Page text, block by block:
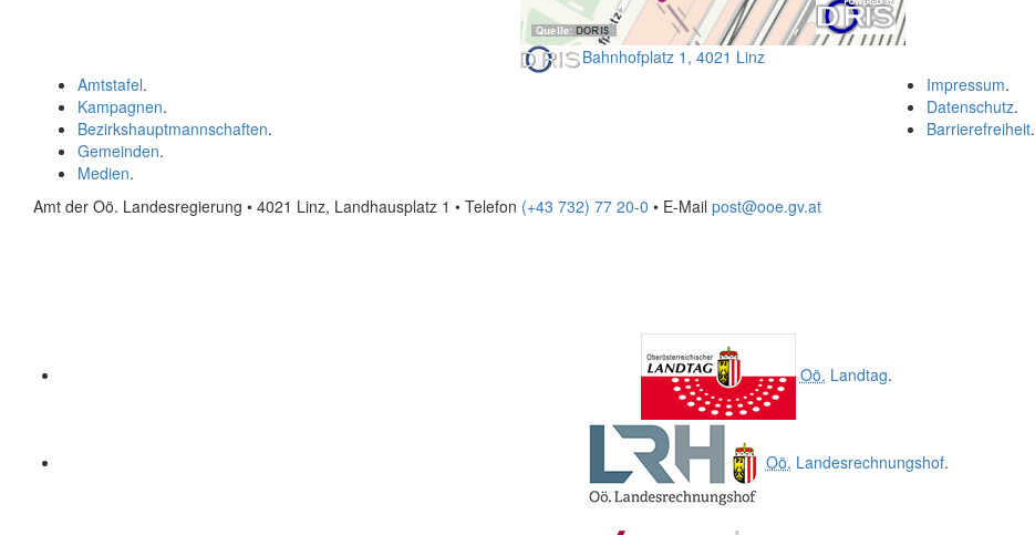
Bahnhofplatz 1, 4021 Linz
Impressum.
Datenschutz.
Barrierefreiheit.
Amtstafel.
Kampagnen.
Bezirkshauptmannschaften.
Gemeinden.
Medien.
Amt der Oö. Landesregierung • 4021 Linz, Landhausplatz 1 • Telefon (+43 732) 77 20-0 • E-Mail post@ooe.gv.at
Oö. Landtag.
Oö. Landesrechnungshof.